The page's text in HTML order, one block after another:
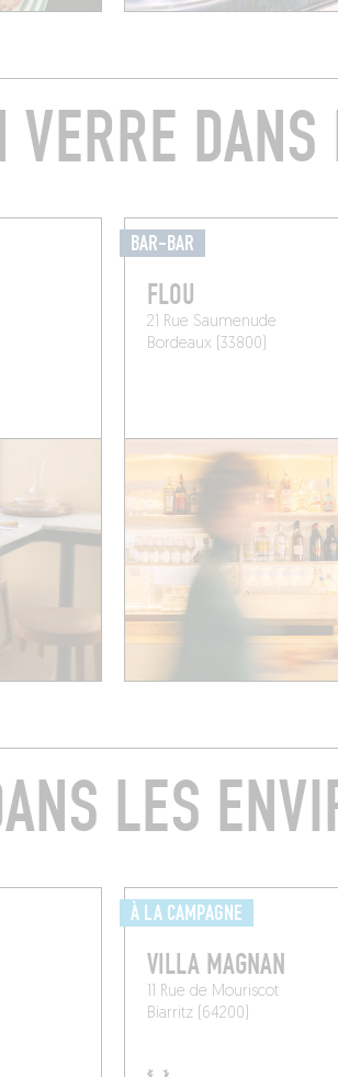
VERRE
BAR-BAR
FLOU
21 Rue Saumenude
Bordeaux (33800)
LES
À LA CAMPAGNE
VILLA MAGNAN
11 Rue de Mouriscot
Biarritz (64200)